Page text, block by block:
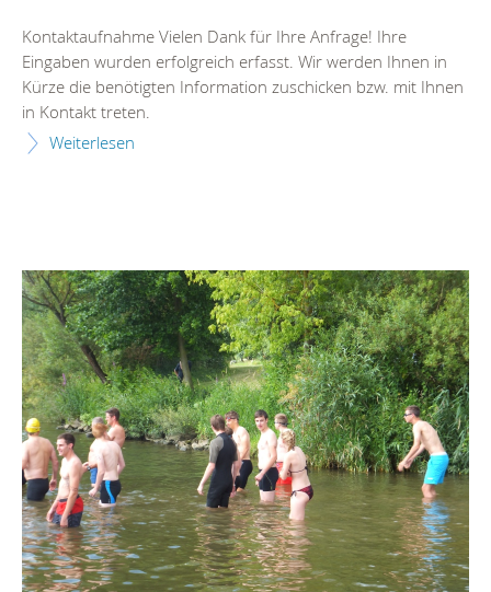
Kontaktaufnahme Vielen Dank für Ihre Anfrage! Ihre
Eingaben wurden erfolgreich erfasst. Wir werden Ihnen in
Kürze die benötigten Information zuschicken bzw. mit Ihnen
in Kontakt treten.
Weiterlesen